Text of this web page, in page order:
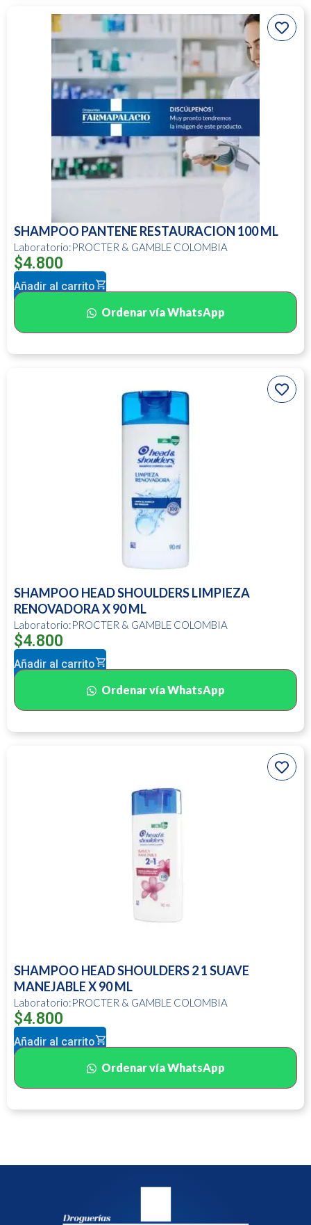
SHAMPOO PANTENE RESTAURACION 100 ML
Laboratorio:PROCTER & GAMBLE COLOMBIA
$4.800
Añadir al carrito
Ordenar vía WhatsApp
SHAMPOO HEAD SHOULDERS LIMPIEZA
RENOVADORA X 90 ML
Laboratorio:PROCTER & GAMBLE COLOMBIA
$4.800
Añadir al carrito
Ordenar vía WhatsApp
SHAMPOO HEAD SHOULDERS 2 1 SUAVE
MANEJABLE X 90 ML
Laboratorio:PROCTER & GAMBLE COLOMBIA
$4.800
Añadir al carrito
Ordenar vía WhatsApp